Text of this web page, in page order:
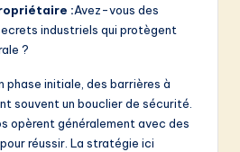
:Avez-vous des
industriels qui protègent
?
phase initiale, des barrières à
souvent un bouclier de sécurité.
opèrent généralement avec des
réussir. La stratégie ici